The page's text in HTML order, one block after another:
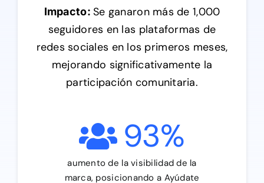
Impacto:Se ganaron más de 1,000
seguidores en las plataformas de
redes sociales en los primeros meses,
mejorando significativamente la
participación comunitaria.
93%
aumento de la visibilidad de la
marca, posicionando a Ayúdate